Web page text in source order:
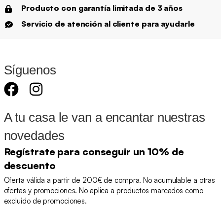
Producto con garantía limitada de 3 años
Servicio de atención al cliente para ayudarle
Síguenos
A tu casa le van a encantar nuestras
novedades
Regístrate para conseguir un 10% de
descuento
Oferta válida a partir de 200€ de compra. No acumulable a otras
ofertas y promociones. No aplica a productos marcados como
excluido de promociones.